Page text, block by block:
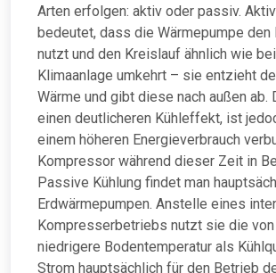
Arten erfolgen: aktiv oder passiv.
bedeutet, dass die Wärmepumpe
nutzt und den Kreislauf ähnlich wie
Klimaanlage umkehrt – sie entzieht
Wärme und gibt diese nach außen
einen deutlicheren Kühleffekt, ist
einem höheren Energieverbrauch
Kompressor während dieser Zeit in
Passive Kühlung findet man
Erdwärmepumpen. Anstelle eines
Kompresserbetriebs nutzt sie die von
niedrigere Bodentemperatur als
Strom hauptsächlich für den Betrieb